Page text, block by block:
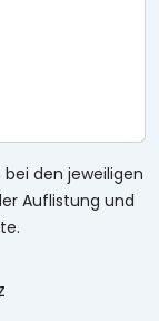
den jeweiligen
Auflistung und